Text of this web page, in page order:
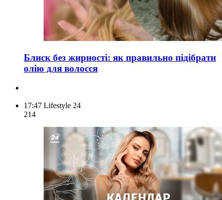
Блиск без жирності: як правильно підібрати
олію для волосся
17:47 Lifestyle 24
214